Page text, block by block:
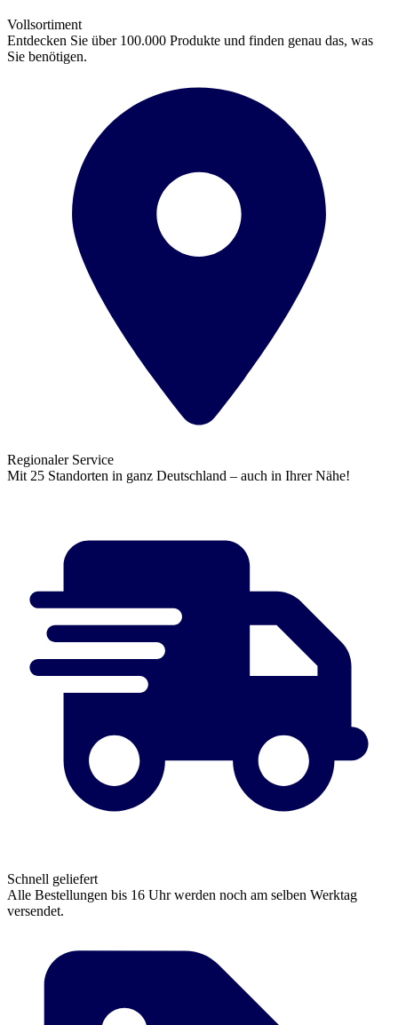
Vollsortiment
Entdecken Sie über 100.000 Produkte und finden genau das, was
Sie benötigen.
Regionaler Service
Mit 25 Standorten in ganz Deutschland – auch in Ihrer Nähe!
Schnell geliefert
Alle Bestellungen bis 16 Uhr werden noch am selben Werktag
versendet.